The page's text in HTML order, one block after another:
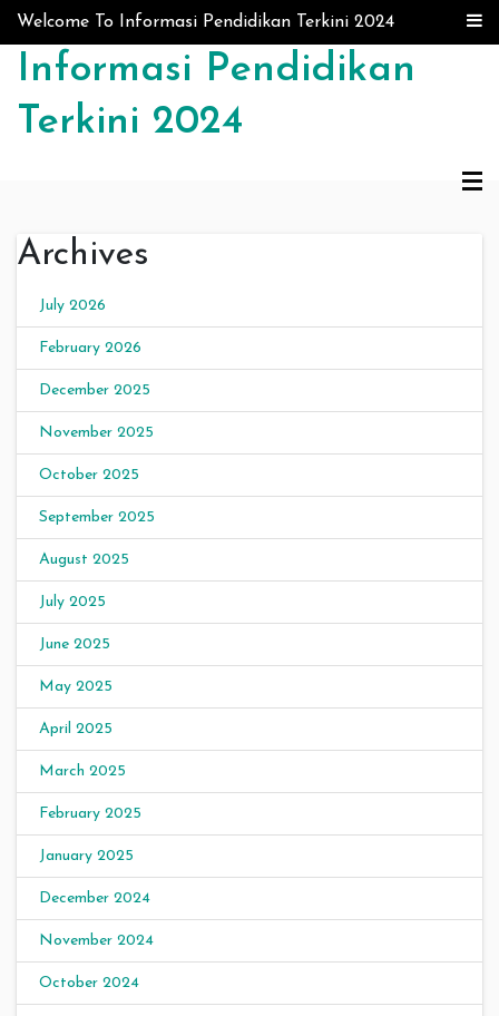
Skip to content
Welcome To Informasi Pendidikan Terkini 2024
Informasi Pendidikan
Terkini 2024
Archives
July 2026
February 2026
December 2025
November 2025
October 2025
September 2025
August 2025
July 2025
June 2025
May 2025
April 2025
March 2025
February 2025
January 2025
December 2024
November 2024
October 2024